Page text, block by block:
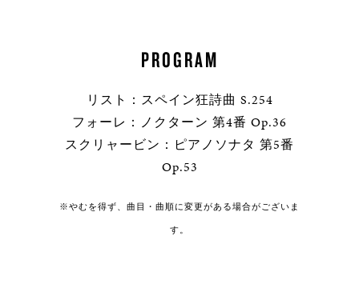
PROGRAM
リスト：スペイン狂詩曲 S.254
フォーレ：ノクターン 第4番 Op.36
スクリャービン：ピアノソナタ 第5番
Op.53
※やむを得ず、曲目・曲順に変更がある場合がございま
す。